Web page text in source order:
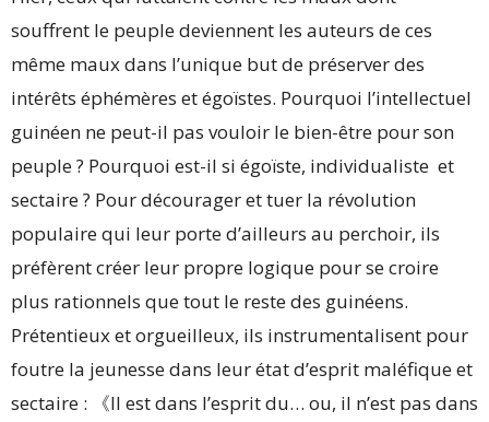
souffrent le peuple deviennent les auteurs de ces
même maux dans l’unique but de préserver des
intérêts éphémères et égoïstes. Pourquoi l’intellectuel
guinéen ne peut-il pas vouloir le bien-être pour son
peuple ? Pourquoi est-il si égoïste, individualiste et
sectaire ? Pour décourager et tuer la révolution
populaire qui leur porte d’ailleurs au perchoir, ils
préfèrent créer leur propre logique pour se croire
plus rationnels que tout le reste des guinéens.
Prétentieux et orgueilleux, ils instrumentalisent pour
foutre la jeunesse dans leur état d’esprit maléfique et
sectaire : 《Il est dans l’esprit du… ou, il n’est pas dans